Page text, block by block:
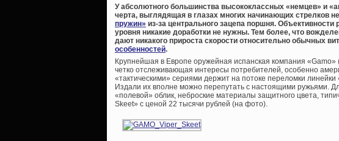
У абсолютного большинства высококлассных «немцев» и
черта, выглядящая в глазах многих начинающих стрелков
пружин» из-за центрального зацепа поршня. Объективности
уровня никакие доработки не нужны. Тем более, что
дают никакого прироста скорости относительно обычных
особенностей.
Крупнейшая в Европе оружейная испанская компания «Gamo»
четко отслеживающая интересы потребителей, особенно
«тактическими» сериями держит на потоке переломки
Издали их вполне можно перепутать с настоящими ружьями.
«полевой» облик, неброские материалы защитного цвета,
Skeet» с ценой 22 тысячи рублей (на фото).